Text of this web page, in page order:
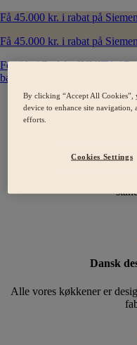
Få 45.000 kr. i rabat på
Få 45.000 kr. i rabat på
Forside / Bad fra INVITA /
badeværelse
Dansk
Alle vores køkkener er
By clicking “Accept All
device to enhance site navigation,
efforts.
Cookies Settings